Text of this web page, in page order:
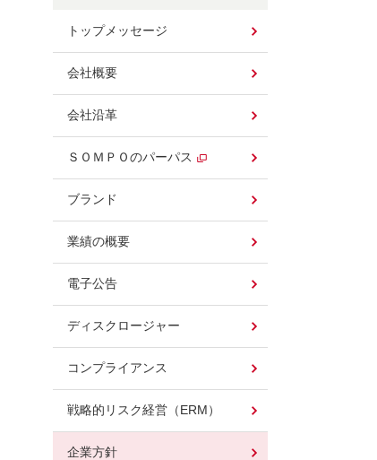
トップメッセージ
会社概要
会社沿革
ＳＯＭＰＯのパーパス
ブランド
業績の概要
電子公告
ディスクロージャー
コンプライアンス
戦略的リスク経営（ERM）
企業方針